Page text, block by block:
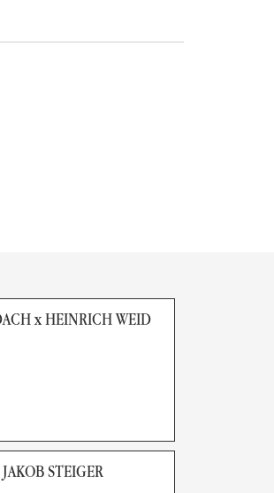
x HEINRICH WEID
STEIGER